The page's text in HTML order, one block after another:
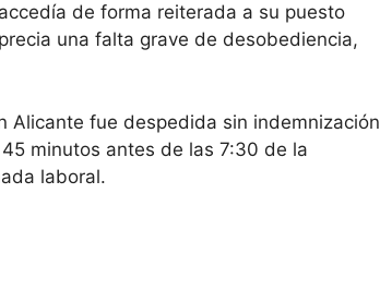
de forma reiterada a su puesto
una falta grave de desobediencia,
Alicante fue despedida sin indemnización
minutos antes de las 7:30 de la
laboral.